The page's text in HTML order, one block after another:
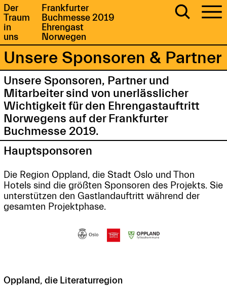
Der
Traum
in
uns
Frankfurter
Buchmesse 2019
Ehrengast
Norwegen
Unsere Sponsoren & Partner
Unsere Sponsoren, Partner und
Mitarbeiter sind von unerlässlicher
Wichtigkeit für den Ehrengastauftritt
Norwegens auf der Frankfurter
Buchmesse 2019.
Hauptsponsoren
Die Region Oppland, die Stadt Oslo und Thon
Hotels sind die größten Sponsoren des Projekts. Sie
unterstützen den Gastlandauftritt während der
gesamten Projektphase.
Oppland, die Literaturregion